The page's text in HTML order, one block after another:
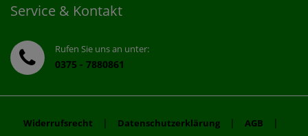
Service & Kontakt
Rufen Sie uns an unter:
0375 - 7880861
Widerrufsrecht | Datenschutzerklärung | AGB |